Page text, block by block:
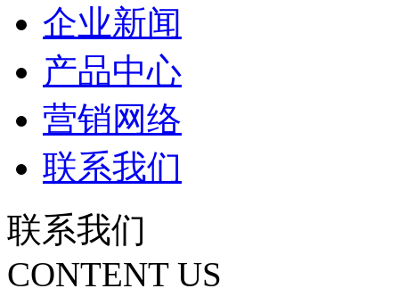
企业新闻
产品中心
营销网络
联系我们
联系我们
CONTENT US